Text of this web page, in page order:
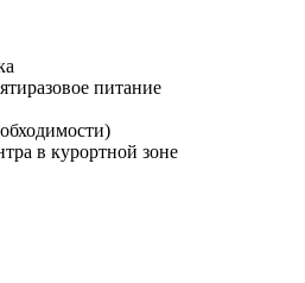
питание
в курортной зоне